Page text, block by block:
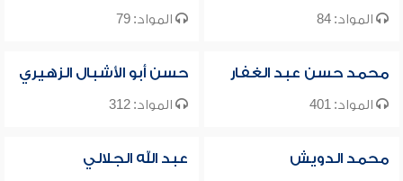
المواد: 84 المواد: 79
محمد حسن عبد الغفار
المواد: 401
حسن أبو الأشبال الزهيري
المواد: 312
محمد الدويش عبد الله الجلالي